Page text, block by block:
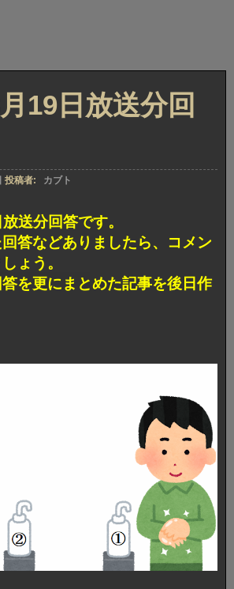
19日放送分回
投稿者: カブト
送分回答です。
答などありましたら、コメン
ょう。
を更にまとめた記事を後日作